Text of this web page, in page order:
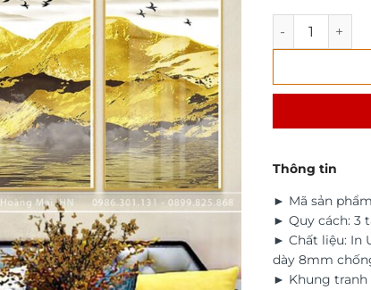
1.250.000 ₫
1.950.000
Tranh tráng
Thông tin
► Mã sản
► Quy cách: 3
► Chất liệu: In
dày 8mm
► Khung tranh